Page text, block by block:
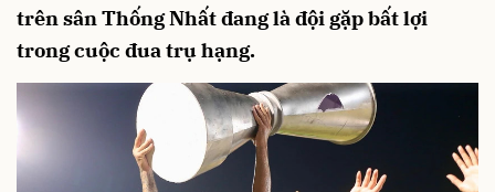
trên sân Thống Nhất đang là đội gặp bất lợi
trong cuộc đua trụ hạng.